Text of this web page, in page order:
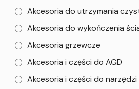
Akcesoria do utrzymania
Akcesoria do wykończenia
Akcesoria grzewcze
Akcesoria i części do AGD
Akcesoria i części do